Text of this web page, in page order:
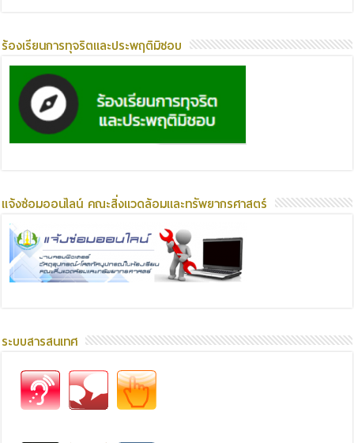
ร้องเรียนการทุจริตและประพฤติมิชอบ
แจ้งซ่อมออนไลน์ คณะสิ่งแวดล้อมและทรัพยากรศาสตร์
ระบบสารสนเทศ